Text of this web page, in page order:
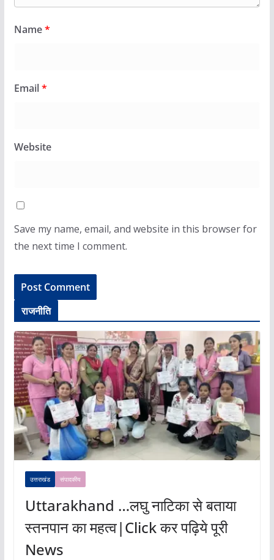
Name*
Email*
Website
Save my name, email, and website in this browser for
the next time I comment.
राजनीति
उत्तराखंड संपादकीय
Uttarakhand …लघु नाटिका से बताया
स्तनपान का महत्व|Click कर पढ़िये पूरी
News